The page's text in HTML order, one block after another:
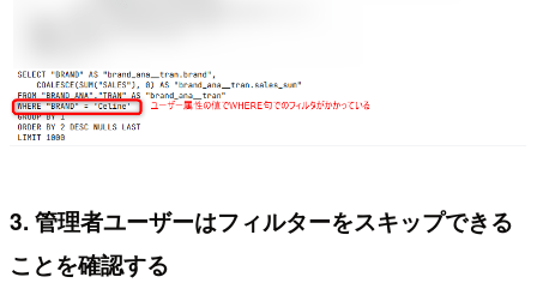
3. 管理者ユーザーはフィルターをスキップできる
ことを確認する